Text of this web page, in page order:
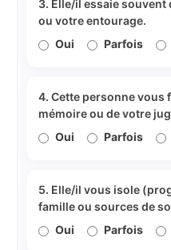
3. Elle/il essaie
ou votre entourage.
Oui
Parfois
4. Cette personne vous
mémoire ou de votre
Oui
Parfois
5. Elle/il vous isole
famille ou sources de
Oui
Parfois